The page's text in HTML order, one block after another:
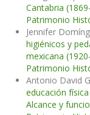
Cantabria
Patrimonio
Jennifer
higiénicos y
mexicana
Patrimonio
Antonio David
educación
Alcance y